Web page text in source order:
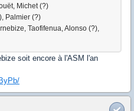
Michet (?)
Palmier (?)
Taofifenua, Alonso (?),
soit encore à l'ASM l'an